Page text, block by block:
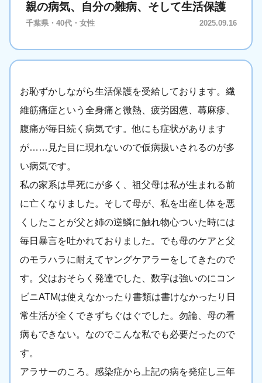
親の病気、自分の難病、そして生活保護
千葉県・40代・女性 2025.09.16
お恥ずかしながら生活保護を受給しております。繊
維筋痛症という全身痛と微熱、疲労困憊、蕁麻疹、
腹痛が毎日続く病気です。他にも症状があります
が……見た目に現れないので仮病扱いされるのが多
い病気です。
私の家系は早死にが多く、祖父母は私が生まれる前
に亡くなりました。そして母が、私を出産し体を悪
くしたことが父と姉の逆鱗に触れ物心ついた時には
毎日暴言を吐かれておりました。でも母のケアと父
のモラハラに耐えてヤングケアラーをしてきたので
す。父はおそらく発達でした、数字は強いのにコン
ビニATMは使えなかったり書類は書けなかったり日
常生活が全くできずちぐはぐでした。勿論、母の看
病もできない。なのでこんな私でも必要だったので
す。
アラサーのころ。感染症から上記の病を発症し三年